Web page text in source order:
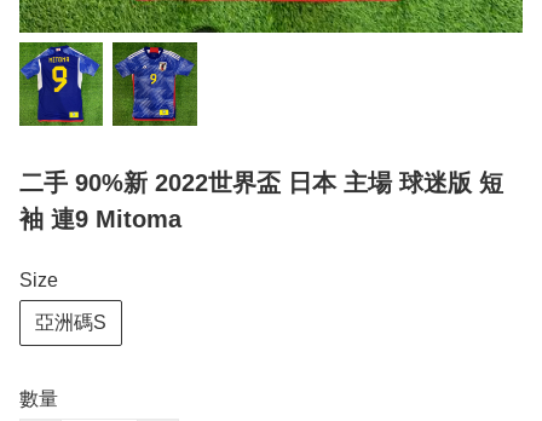
二手 90%新 2022世界盃 日本 主場 球迷版 短
袖 連9 Mitoma
Size
亞洲碼S
數量